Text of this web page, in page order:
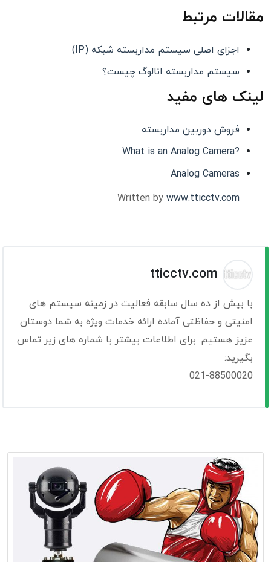
مقالات مرتبط
اجزای اصلی سیستم مداربسته شبکه (IP)
سیستم مداربسته انالوگ چیست؟
لینک های مفید
فروش دوربین مداربسته
?What is an Analog Camera
Analog Cameras
Written by www.tticctv.com
tticctv.com
با بیش از ده سال سابقه فعالیت در زمینه سیستم های
امنیتی و حفاظتی آماده ارائه خدمات ویژه به شما دوستان
عزیز هستیم. برای اطلاعات بیشتر با شماره های زیر تماس
بگیرید:
021-88500020